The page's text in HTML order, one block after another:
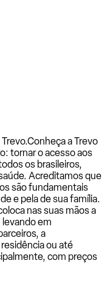
Conheça a Trevo
tornar o acesso aos
os brasileiros,
Acreditamos que
são fundamentais
e pela de sua família.
nas suas mãos a
levando em
a
ou até
com preços